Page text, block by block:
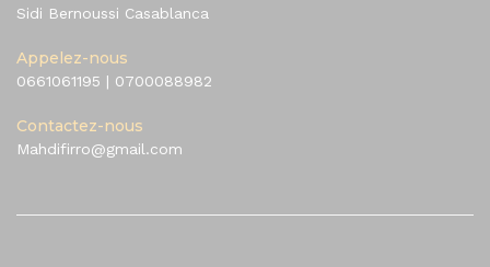
Sidi Bernoussi Casablanca
Appelez-nous
0661061195 | 0700088982
Contactez-nous
Mahdifirro@gmail.com